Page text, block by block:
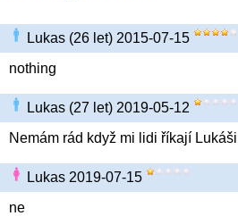
Lukas (26 let) 2015-07-15
nothing
Lukas (27 let) 2019-05-12
Nemám rád když mi lidi říkají
Lukas 2019-07-15
ne